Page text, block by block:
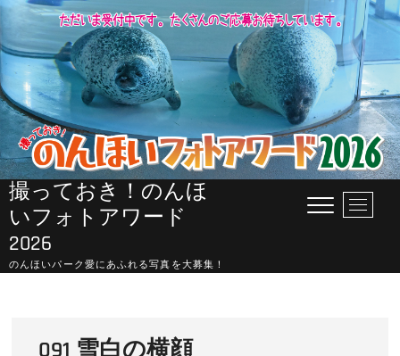
Skip
content
撮っておき！のんほ
いフォトアワード
2026
のんほいパーク愛にあふれる写真を大募集！
M
e
091 雪白の横顔